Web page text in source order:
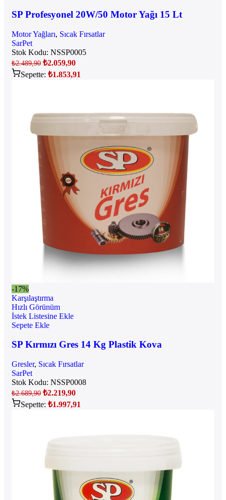
SP Profesyonel 20W/50 Motor Yağı 15 Lt
Motor Yağları, Sıcak Fırsatlar
SarPet
Stok Kodu: NSSP0005
₺2.489,90 ₺2.059,90
Sepette: ₺1.853,91
-17%
Karşılaştırma
Hızlı Görünüm
İstek Listesine Ekle
Sepete Ekle
SP Kırmızı Gres 14 Kg Plastik Kova
Gresler, Sıcak Fırsatlar
SarPet
Stok Kodu: NSSP0008
₺2.689,90 ₺2.219,90
Sepette: ₺1.997,91